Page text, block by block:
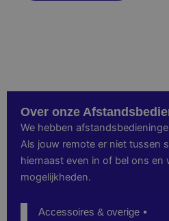
Over onze
We hebben
Als jouw remote er niet tussen
hiernaast even in of bel ons en
mogelijkheden.
Accessoires & overige